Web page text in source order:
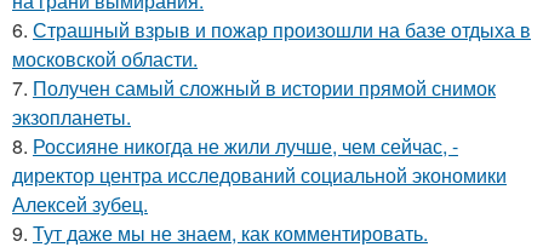
6. Страшный взрыв и пожар произошли на базе отдыха в
московской области.
7. Получен самый сложный в истории прямой снимок
экзопланеты.
8. Россияне никогда не жили лучше, чем сейчас, -
директор центра исследований социальной экономики
Алексей зубец.
9. Тут даже мы не знаем, как комментировать.